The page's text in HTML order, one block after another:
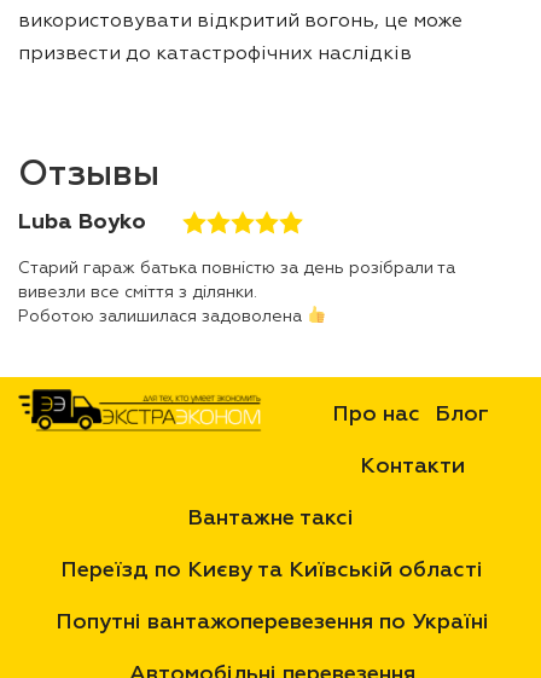
використовувати відкритий вогонь, це може
призвести до катастрофічних наслідків
Отзывы
Luba Boyko
Старий гараж батька повністю за день розібрали та
вивезли все сміття з ділянки.
Роботою залишилася задоволена
Про нас Блог
Контакти
Вантажне таксі
Переїзд по Києву та Київській області
Попутні вантажоперевезення по Україні